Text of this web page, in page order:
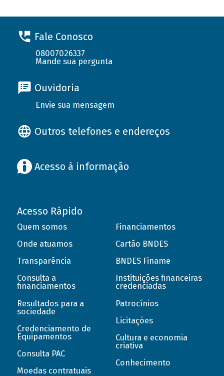
Fale Conosco
08007026337
Mande sua pergunta
Ouvidoria
Envie sua mensagem
Outros telefones e endereços
Acesso à informação
Acesso Rápido
Quem somos
Onde atuamos
Transparência
Consulta a
financiamentos
Resultados para a
sociedade
Credenciamento de
Equipamentos
Consulta PAC
Moedas contratuais
Financiamentos
Cartão BNDES
BNDES Finame
Instituições financeiras
credenciadas
Patrocínios
Licitações
Cultura e economia
criativa
Conhecimento